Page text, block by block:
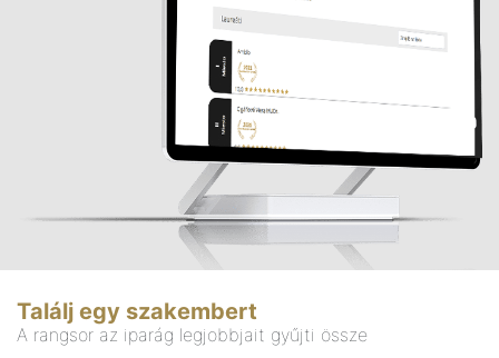
Találj egy szakembert
A rangsor az iparág legjobbjait gyűjti össze